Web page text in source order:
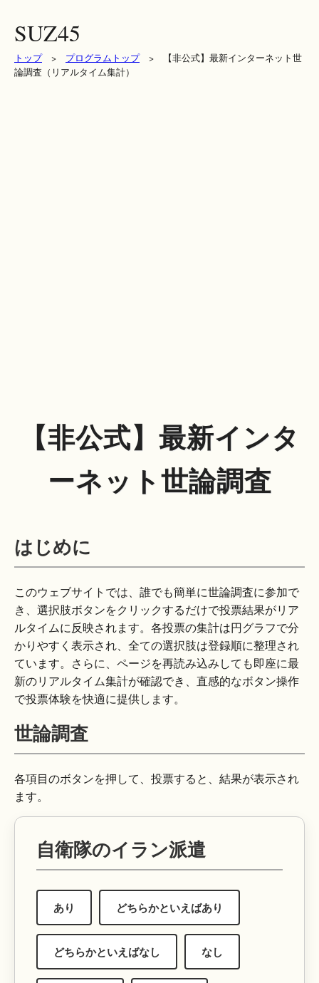
SUZ45
トップ> プログラムトップ> 【非公式】最新インターネット世
論調査（リアルタイム集計）
【非公式】最新インタ
ーネット世論調査
はじめに
このウェブサイトでは、誰でも簡単に世論調査に参加で
き、選択肢ボタンをクリックするだけで投票結果がリア
ルタイムに反映されます。各投票の集計は円グラフで分
かりやすく表示され、全ての選択肢は登録順に整理され
ています。さらに、ページを再読み込みしても即座に最
新のリアルタイム集計が確認でき、直感的なボタン操作
で投票体験を快適に提供します。
世論調査
各項目のボタンを押して、投票すると、結果が表示され
ます。
自衛隊のイラン派遣
あり どちらかといえばあり
どちらかといえばなし なし